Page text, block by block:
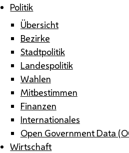
Politik
Übersicht
Bezirke
Stadtpolitik
Landespolitik
Wahlen
Mitbestimmen
Finanzen
Internationales
Open Government Data
Wirtschaft